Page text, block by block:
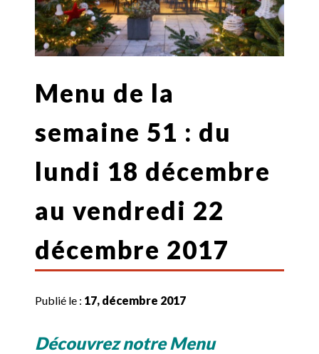
Menu de la
semaine 51 : du
lundi 18 décembre
au vendredi 22
décembre 2017
Publié le : 17, décembre 2017
Découvrez notre Menu